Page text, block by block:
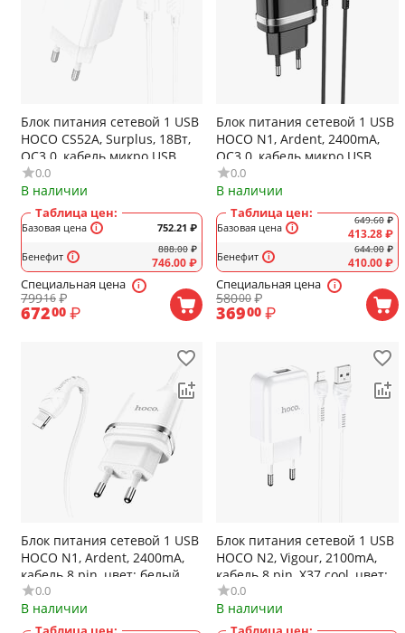
Блок питания сетевой 1 USB
HOCO CS52A, Surplus, 18Вт,
QC3.0, кабель микро USB,
1.0м, цвет: белый
0.0
В наличии
Таблица цен:
Базовая цена
Бенефит
752.21 ₽
888.00 ₽
746.00₽
Специальная цена
79916 ₽
67200 ₽
Блок питания сетевой 1 USB
HOCO N1, Ardent, 2400mA,
QC3.0, кабель микро USB,
цвет: чёрный
0.0
В наличии
Таблица цен:
Базовая цена
Бенефит
649.60 ₽
413.28₽
644.00 ₽
410.00₽
Специальная цена
58000₽
36900 ₽
Блок питания сетевой 1 USB
HOCO N1, Ardent, 2400mA,
кабель 8 pin, цвет: белый
0.0
В наличии
Блок питания сетевой 1 USB
HOCO N2, Vigour, 2100mA,
кабель 8 pin, X37 cool, цвет:
белый
0.0
В наличии